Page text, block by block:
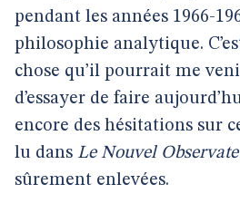
pendant les années 1966-
philosophie analytique.
chose qu’il pourrait me
d’essayer de faire
encore des hésitations sur
lu dans Le Nouvel
sûrement enlevées.